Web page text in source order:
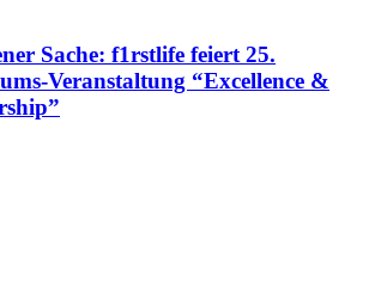
Sache: f1rstlife feiert 25.
Veranstaltung “Excellence &